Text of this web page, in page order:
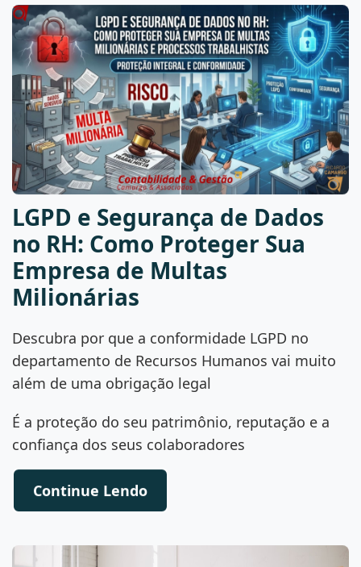
LGPD e Segurança de Dados
no RH: Como Proteger Sua
Empresa de Multas
Milionárias
Descubra por que a conformidade LGPD no
departamento de Recursos Humanos vai muito
além de uma obrigação legal
É a proteção do seu patrimônio, reputação e a
confiança dos seus colaboradores
Continue Lendo